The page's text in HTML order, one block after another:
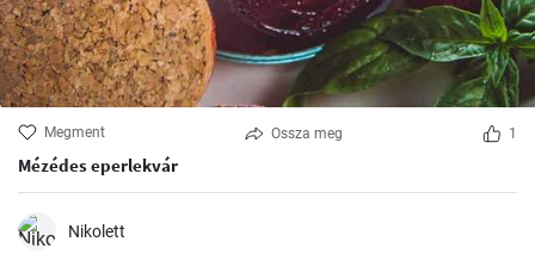
Megment Ossza meg 1
Mézédes eperlekvár
Nikolett